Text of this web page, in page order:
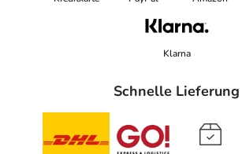
Klarna
Schnelle Lieferung